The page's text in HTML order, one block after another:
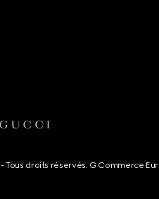
Tous droits réservés. G Commerce